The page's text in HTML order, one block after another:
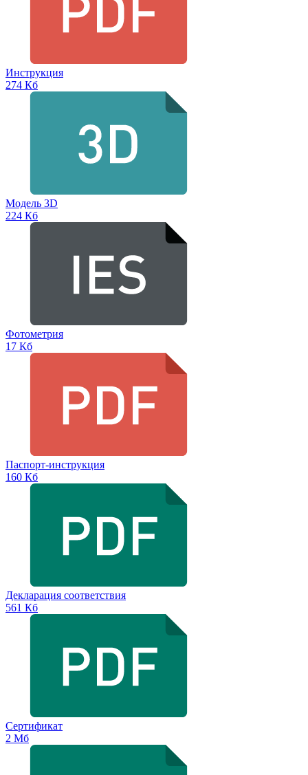
Инструкция
274 Кб
Модель 3D
224 Кб
Фотометрия
17 Кб
Паспорт-инструкция
160 Кб
Декларация соответствия
561 Кб
Сертификат
2 Мб